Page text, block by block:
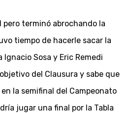
terminó abrochando la
tiempo de hacerle sacar la
Sosa y Eric Remedi
del Clausura y sabe que
la semifinal del Campeonato
jugar una final por la Tabla